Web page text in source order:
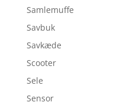
Samlemuffe
Savbuk
Savkæde
Scooter
Sele
Sensor